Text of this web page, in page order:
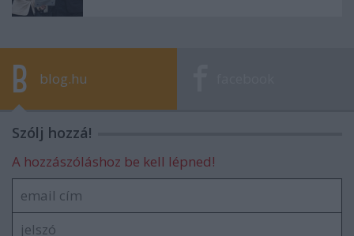
blog.hu
Szólj hozzá!
A hozzászóláshoz be kell lépned!